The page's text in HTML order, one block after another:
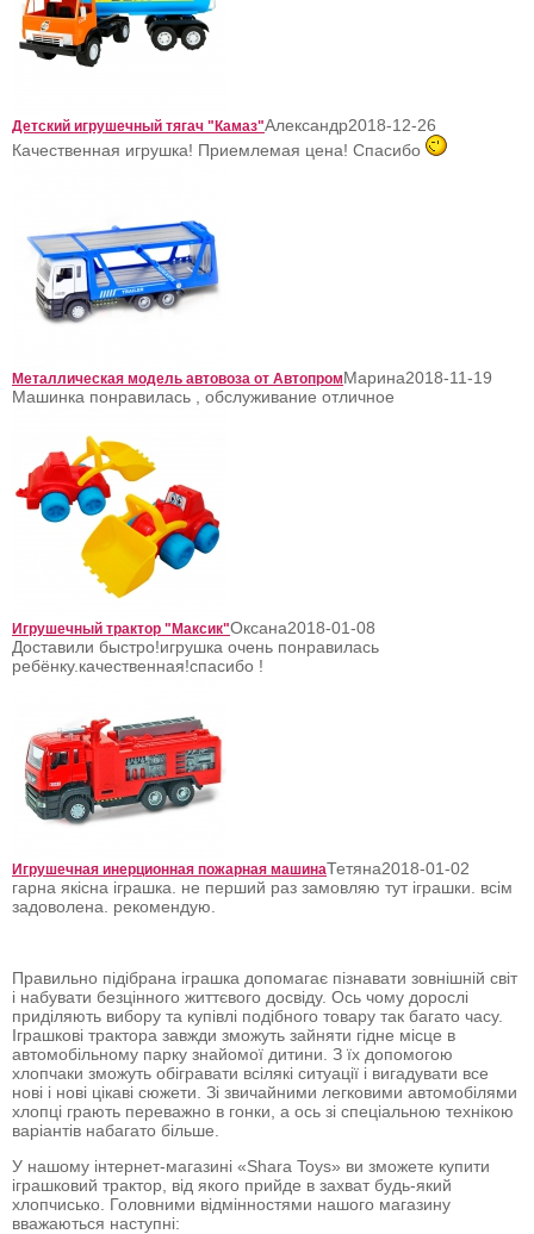
Детский игрушечный тягач "Камаз"Александр2018-12-26
Качественная игрушка! Приемлемая цена! Спасибо
Металлическая модель автовоза от АвтопромМарина2018-11-19
Машинка понравилась , обслуживание отличное
Игрушечный трактор "Максик"Оксана2018-01-08
Доставили быстро!игрушка очень понравилась
ребёнку.качественная!спасибо !
Игрушечная инерционная пожарная машинаТетяна2018-01-02
гарна якісна іграшка. не перший раз замовляю тут іграшки. всім
задоволена. рекомендую.
Правильно підібрана іграшка допомагає пізнавати зовнішній світ
і набувати безцінного життєвого досвіду. Ось чому дорослі
приділяють вибору та купівлі подібного товару так багато часу.
Іграшкові трактора завжди зможуть зайняти гідне місце в
автомобільному парку знайомої дитини. З їх допомогою
хлопчаки зможуть обігравати всілякі ситуації і вигадувати все
нові і нові цікаві сюжети. Зі звичайними легковими автомобілями
хлопці грають переважно в гонки, а ось зі спеціальною технікою
варіантів набагато більше.
У нашому інтернет-магазині «Shara Toys» ви зможете купити
іграшковий трактор, від якого прийде в захват будь-який
хлопчисько. Головними відмінностями нашого магазину
вважаються наступні: